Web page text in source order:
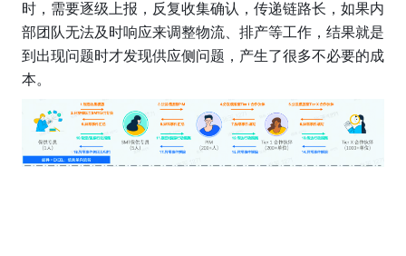
时，需要逐级上报，反复收集确认，传递链路长，如果内
部团队无法及时响应来调整物流、排产等工作，结果就是
到出现问题时才发现供应侧问题，产生了很多不必要的成
本。